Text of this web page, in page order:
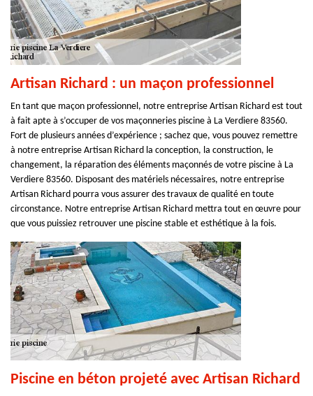
Artisan Richard : un maçon professionnel
En tant que maçon professionnel, notre entreprise Artisan Richard est tout
à fait apte à s’occuper de vos maçonneries piscine à La Verdiere 83560.
Fort de plusieurs années d’expérience ; sachez que, vous pouvez remettre
à notre entreprise Artisan Richard la conception, la construction, le
changement, la réparation des éléments maçonnés de votre piscine à La
Verdiere 83560. Disposant des matériels nécessaires, notre entreprise
Artisan Richard pourra vous assurer des travaux de qualité en toute
circonstance. Notre entreprise Artisan Richard mettra tout en œuvre pour
que vous puissiez retrouver une piscine stable et esthétique à la fois.
Piscine en béton projeté avec Artisan Richard